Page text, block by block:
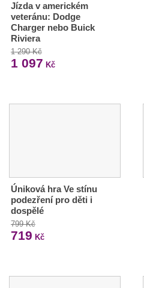
Jízda v americkém
veteránu: Dodge
Charger nebo Buick
Riviera
1 290 Kč
1 097 Kč
Úniková hra Ve stínu
podezření pro děti i
dospělé
799 Kč
719 Kč